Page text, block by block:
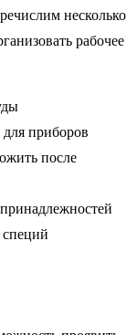
несколько
рабочее
приборов
после